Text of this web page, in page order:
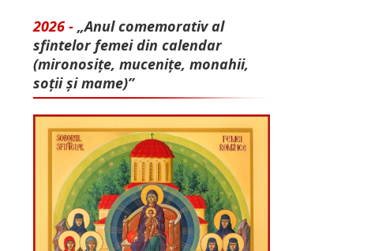
2026 - „Anul comemorativ al
sfintelor femei din calendar
(mironosițe, mu­cenițe, monahii,
soții și mame)”